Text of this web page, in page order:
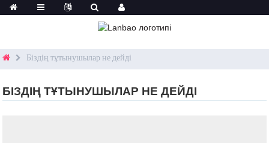
Біздің тұтынушылар не дейді
БІЗДІҢ ТҰТЫНУШЫЛАР НЕ ДЕЙДІ